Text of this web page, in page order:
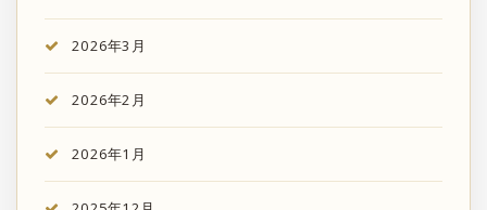
2026年3月
2026年2月
2026年1月